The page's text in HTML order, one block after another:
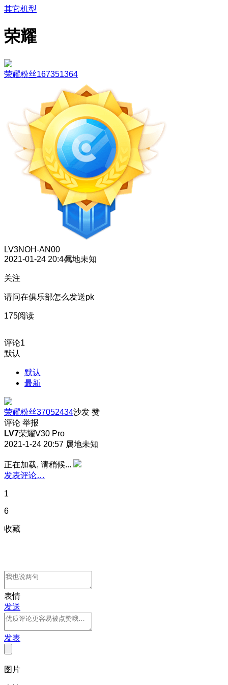
其它机型
荣耀
荣耀粉丝167351364
LV3NOH-AN00
2021-01-24 20:44属地未知
关注
请问在俱乐部怎么发送pk
175阅读
评论1
默认
默认
最新
荣耀粉丝37052434沙发 赞
评论 举报
LV7荣耀V30 Pro
2021-1-24 20:57 属地未知
正在加载, 请稍候...
发表评论…
1
6
收藏
表情
发送
发表
图片